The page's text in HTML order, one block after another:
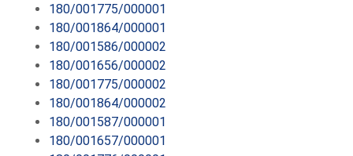
180/001775/000001
180/001864/000001
180/001586/000002
180/001656/000002
180/001775/000002
180/001864/000002
180/001587/000001
180/001657/000001